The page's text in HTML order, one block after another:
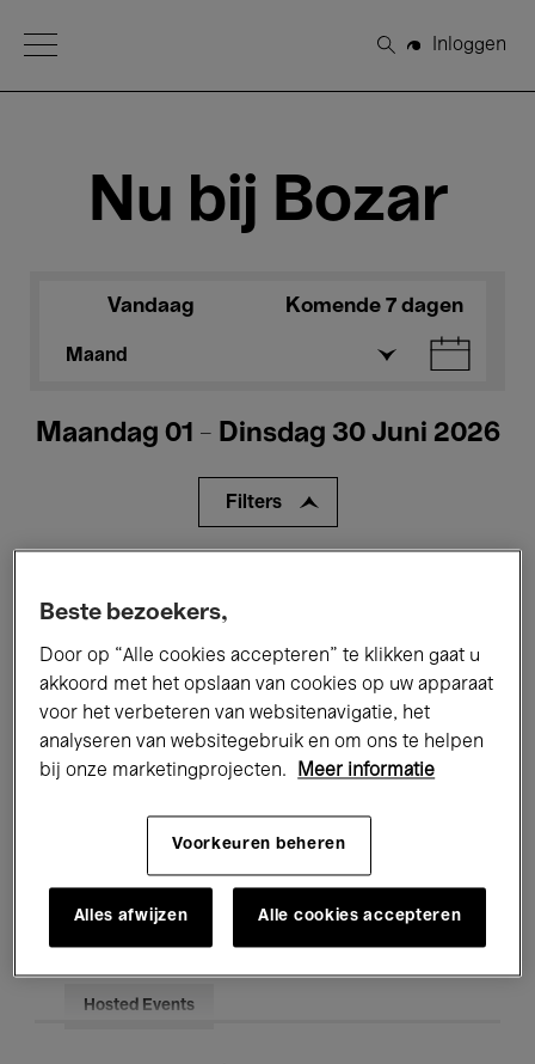
Open Menu
Zoeken
Inloggen
Nu bij Bozar
Vandaag Komende 7 dagen
Maand
Maandag 01 - Dinsdag 30 Juni 2026
Filters
Performances Lezingen & Debatten
Jazz Klassieke Muziek Global Music
Onderwijs Rondleidingen
Hosted Events
Beste bezoekers,
Door op “Alle cookies accepteren” te klikken gaat u
akkoord met het opslaan van cookies op uw apparaat
voor het verbeteren van websitenavigatie, het
analyseren van websitegebruik en om ons te helpen
bij onze marketingprojecten.
Meer informatie
Voorkeuren beheren
Alles afwijzen Alle cookies accepteren